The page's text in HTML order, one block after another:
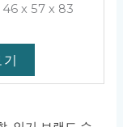
46 x 57 x 83